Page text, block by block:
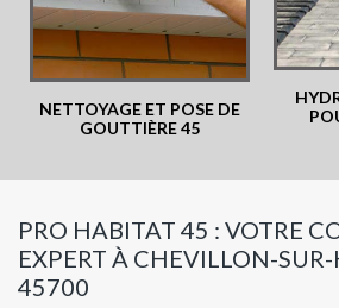
NETTOYAGE ET POSE DE
GOUTTIÈRE 45
PRO HABITAT 45 : VOTRE
EXPERT À CHEVILLON-
45700